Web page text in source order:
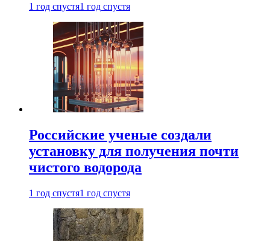
1 год спустя1 год спустя
Российские ученые создали
установку для получения почти
чистого водорода
1 год спустя1 год спустя